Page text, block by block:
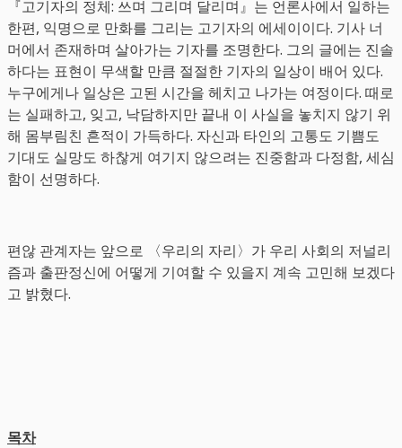
『고기자의 정체: 쓰며 그리며 달리며』는 언론사에서 일하는
한편, 익명으로 만화를 그리는 고기자의 에세이이다. 기사 너
머에서 존재하며 살아가는 기자를 조명한다. 그의 글에는 진솔
하다는 표현이 무색할 만큼 절절한 기자의 일상이 배어 있다.
누구에게나 일상은 고된 시간을 헤치고 나가는 여정이다. 때로
는 실패하고, 잊고, 낙담하지만 끝내 이 사실을 놓치지 않기 위
해 몸부림친 흔적이 가득하다. 자신과 타인의 고통도 기쁨도
기대도 실망도 하찮게 여기지 않으려는 진중함과 다정함, 세심
함이 선명하다.
편않 관계자는 앞으로 〈우리의 자리〉가 우리 사회의 저널리
즘과 출판정신에 어떻게 기여할 수 있을지 계속 고민해 보겠다
고 밝혔다.
목차